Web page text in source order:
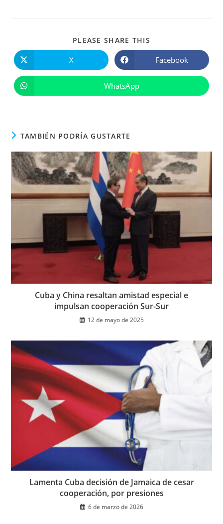
PLEASE SHARE THIS
abre
en
ventana
X Se
abre
en
ventana
Facebook
Se
abre
WhatsApp
TAMBIÉN PODRÍA GUSTARTE
Cuba y China resaltan amistad especial e
impulsan cooperación Sur-Sur
12 de mayo de 2025
Lamenta Cuba decisión de Jamaica de cesar
cooperación, por presiones
6 de marzo de 2026